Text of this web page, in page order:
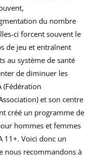
du nombre
ci forcent souvent le
de jeu et entraînent
au système de santé
de diminuer les
(Fédération
et son centre
créé un programme de
hommes et femmes
11+. Voici donc un
nous recommandons à